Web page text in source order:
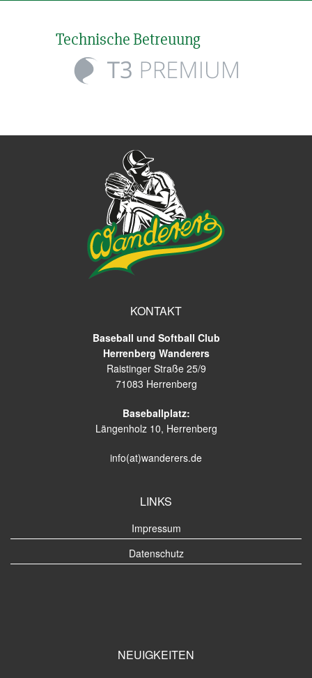
Technische Betreuung
KONTAKT
Baseball und Softball Club
Herrenberg Wanderers
Raistinger Straße 25/9
71083 Herrenberg
Baseballplatz:
Längenholz 10, Herrenberg
info(at)wanderers.de
LINKS
Impressum
Datenschutz
NEUIGKEITEN